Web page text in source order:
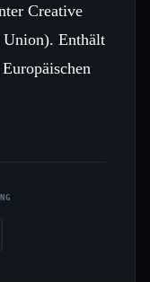
Creative
Union). Enthält